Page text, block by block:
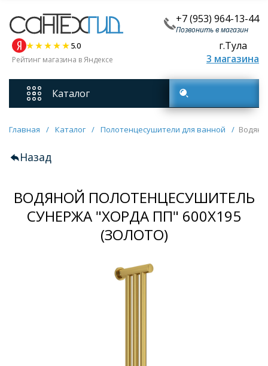
+7 (953) 964-13-44
Позвонить в магазин
5.0
Рейтинг магазина в Яндексе
г.Тула
3 магазина
Каталог
Смесители
Унитазы
Мебель для ванных комнат
Кухонные мойки
Главная / Каталог / Полотенцесушители для ванной /
Назад
ВОДЯНОЙ ПОЛОТЕНЦЕСУШИТЕЛЬ
СУНЕРЖА "ХОРДА ПП" 600Х195
(ЗОЛОТО)